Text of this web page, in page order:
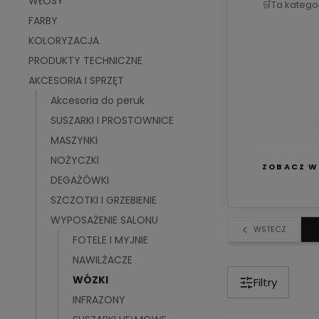
FARBY
KOLORYZACJA
PRODUKTY TECHNICZNE
AKCESORIA I SPRZĘT
Akcesoria do peruk
SUSZARKI I PROSTOWNICE
MASZYNKI
NOŻYCZKI
DEGAŻÓWKI
SZCZOTKI I GRZEBIENIE
WYPOSAŻENIE SALONU
FOTELE I MYJNIE
NAWILŻACZE
WÓZKI
INFRAZONY
🛒Ta
Ważne
ZOBACZ
WSTECZ
Filtry